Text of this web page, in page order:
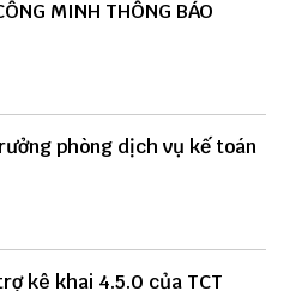
MINH THÔNG BÁO
phòng dịch vụ kế toán
kê khai 4.5.0 của TCT